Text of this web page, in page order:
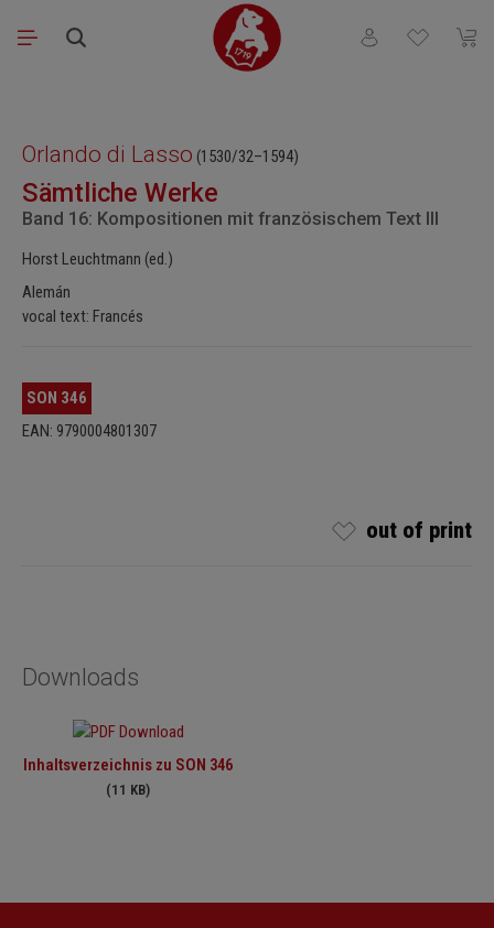
Saltar al contenido principal
Tienes 0 El
Orlando di Lasso (1530/32–1594)
Sämtliche Werke
Band 16: Kompositionen mit französischem Text III
Horst Leuchtmann (ed.)
Alemán
vocal text: Francés
SON 346
EAN: 9790004801307
out of print
Downloads
Inhaltsverzeichnis zu SON 346
(11 KB)